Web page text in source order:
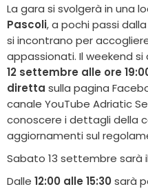
La gara si svolgerà in una
Pascoli, a pochi passi
si incontrano per
appassionati. Il weekend
12 settembre alle ore
diretta sulla pagina
canale YouTube Adriatic
conoscere i dettagli della
aggiornamenti sul
Sabato 13 settembre sarà
Dalle 12:00 alle 15:30sarà